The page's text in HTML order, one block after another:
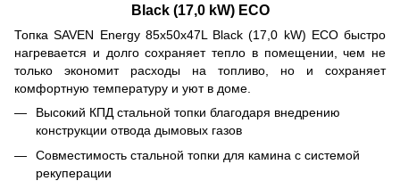
Black (17,0 kW) ECO
Топка SAVEN Energy 85х50х47L Black (17,0 kW) ECO быстро
нагревается и долго сохраняет тепло в помещении, чем не
только экономит расходы на топливо, но и сохраняет
комфортную температуру и уют в доме.
Высокий КПД стальной топки благодаря внедрению
конструкции отвода дымовых газов
Совместимость стальной топки для камина с системой
рекуперации